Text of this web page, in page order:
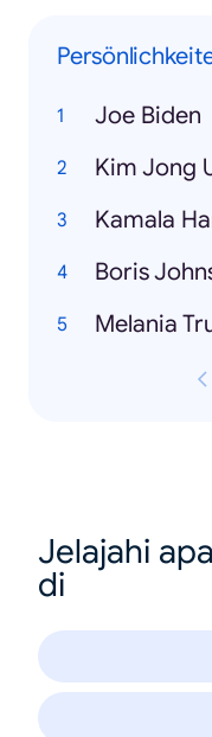
Joe Biden
Kim Jong
Kamala
Boris
Melania
Jelajahi
di